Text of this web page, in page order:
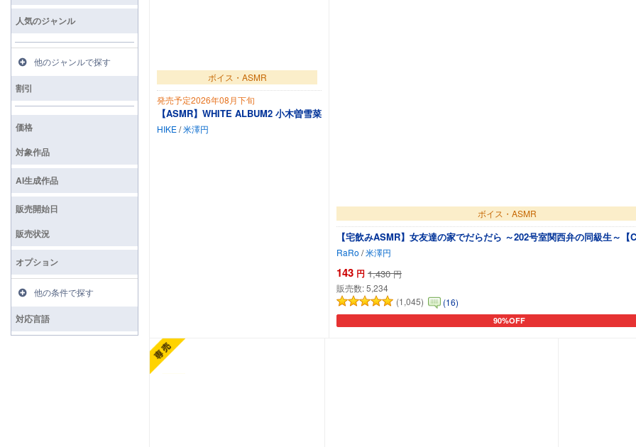
ボイス・ASMR
発売予定2026年08月下旬
【ASMR】WHITE ALBUM2 小木曽雪菜
HIKE/米澤円
ボイス・ASMR
【宅飲みASMR】女友達の家でだらだら ～202号室関西弁の同級生～【
RaRo /米澤円
143 円 1,430 円
販売数:5,234
(1,045)
(16)
90%OFF
カートに追加
人気のジャンル
他のジャンルで探す
割引
価格
対象作品
AI生成作品
販売開始日
販売状況
オプション
他の条件で探す
対応言語